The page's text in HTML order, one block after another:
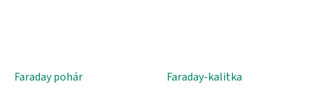
Faraday pohár Faraday-kalitka